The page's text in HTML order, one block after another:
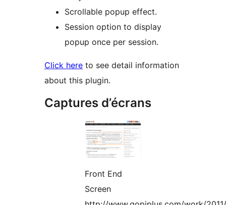
Scrollable popup effect.
Session option to display
popup once per session.
Click here to see detail information
about this plugin.
Captures d’écrans
Front End
Screen